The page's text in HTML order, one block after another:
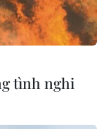
để thiếu
tình nghi